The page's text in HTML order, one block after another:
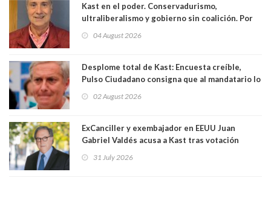
Kast en el poder. Conservadurismo,
ultraliberalismo y gobierno sin coalición. Por
04 August 2026
Desplome total de Kast: Encuesta creíble,
Pulso Ciudadano consigna que al mandatario lo
sacó en primera vuelta. Rechazo es de 58.9% y
64.8%
02 August 2026
ExCanciller y exembajador en EEUU Juan
Gabriel Valdés acusa a Kast tras votación
"Si hay una persona responsable es él"
31 July 2026